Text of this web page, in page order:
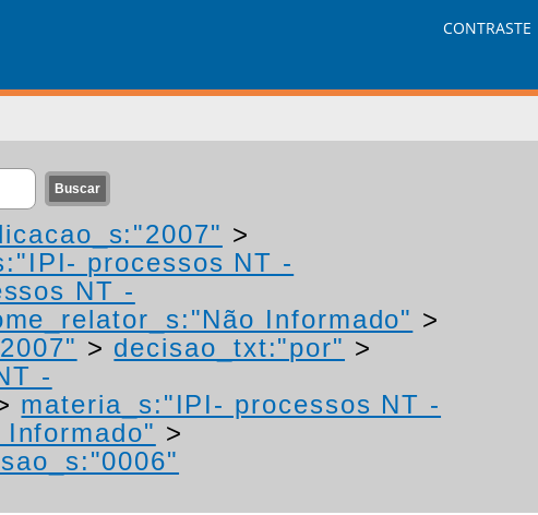
CONTRASTE
>
processos NT -
NT -
Informado" >
> decisao_txt:"por" >
-
materia_s:"IPI- processos NT -
>